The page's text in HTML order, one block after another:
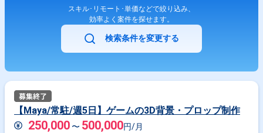
スキル･リモート･単価などで絞り込み、
効率よく案件を探せます。
検索条件を変更する
【Maya/常駐/週5日】ゲームの3D背景・プロップ制作
250,000 〜 500,000円/月